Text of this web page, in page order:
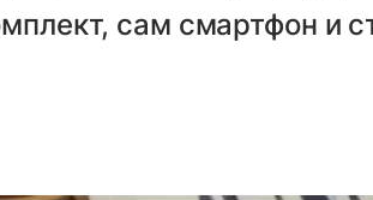
сам смартфон и